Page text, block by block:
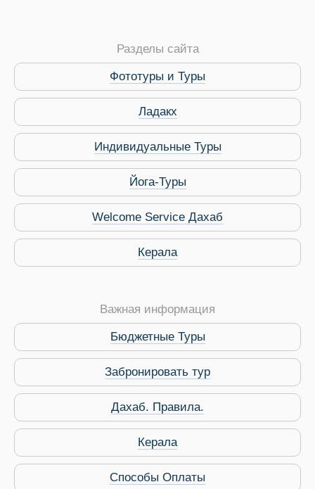
Разделы сайта
Фототуры и Туры
Ладакх
Индивидуальные Туры
Йога-Туры
Welcome Service Дахаб
Керала
Важная информация
Бюджетные Туры
Забронировать тур
Дахаб. Правила.
Керала
Способы Оплаты